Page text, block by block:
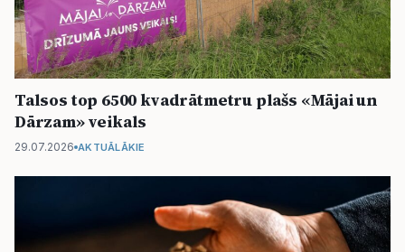
Talsos top 6500 kvadrātmetru plašs «Mājai un
Dārzam» veikals
29.07.2026 AKTUĀLĀKIE